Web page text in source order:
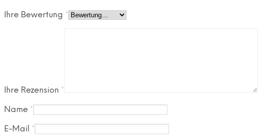
Ihre Bewertung *
Ihre Rezension *
Name *
E-Mail *